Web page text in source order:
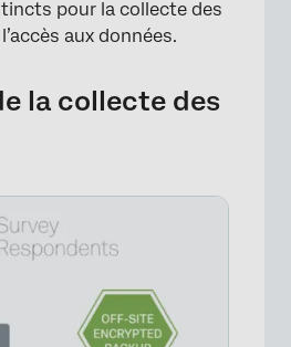
pour la collecte des
aux données.
la collecte des